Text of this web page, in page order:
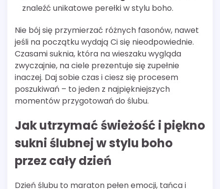
znaleźć unikatowe perełki w stylu boho.
Nie bój się przymierzać różnych fasonów, nawet
jeśli na początku wydają Ci się nieodpowiednie.
Czasami suknia, która na wieszaku wygląda
zwyczajnie, na ciele prezentuje się zupełnie
inaczej. Daj sobie czas i ciesz się procesem
poszukiwań – to jeden z najpiękniejszych
momentów przygotowań do ślubu.
Jak utrzymać świeżość i piękno
sukni ślubnej w stylu boho
przez cały dzień
Dzień ślubu to maraton pełen emocji, tańca i